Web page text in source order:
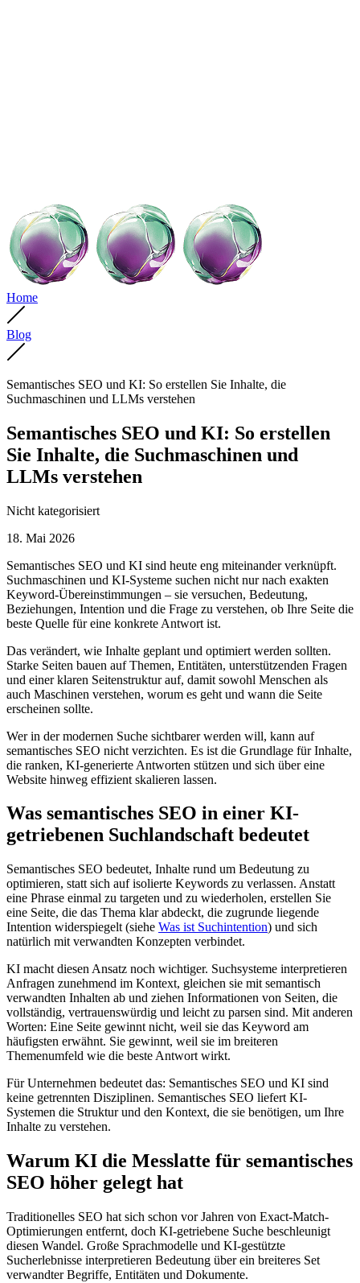
Home
Blog
Semantisches SEO und KI: So erstellen Sie Inhalte, die
Suchmaschinen und LLMs verstehen
Semantisches SEO und KI: So erstellen
Sie Inhalte, die Suchmaschinen und
LLMs verstehen
Nicht kategorisiert
18. Mai 2026
Semantisches SEO und KI sind heute eng miteinander verknüpft.
Suchmaschinen und KI-Systeme suchen nicht nur nach exakten
Keyword-Übereinstimmungen – sie versuchen, Bedeutung,
Beziehungen, Intention und die Frage zu verstehen, ob Ihre Seite die
beste Quelle für eine konkrete Antwort ist.
Das verändert, wie Inhalte geplant und optimiert werden sollten.
Starke Seiten bauen auf Themen, Entitäten, unterstützenden Fragen
und einer klaren Seitenstruktur auf, damit sowohl Menschen als
auch Maschinen verstehen, worum es geht und wann die Seite
erscheinen sollte.
Wer in der modernen Suche sichtbarer werden will, kann auf
semantisches SEO nicht verzichten. Es ist die Grundlage für Inhalte,
die ranken, KI-generierte Antworten stützen und sich über eine
Website hinweg effizient skalieren lassen.
Was semantisches SEO in einer KI-
getriebenen Suchlandschaft bedeutet
Semantisches SEO bedeutet, Inhalte rund um Bedeutung zu
optimieren, statt sich auf isolierte Keywords zu verlassen. Anstatt
eine Phrase einmal zu targeten und zu wiederholen, erstellen Sie
eine Seite, die das Thema klar abdeckt, die zugrunde liegende
Intention widerspiegelt (siehe Was ist Suchintention) und sich
natürlich mit verwandten Konzepten verbindet.
KI macht diesen Ansatz noch wichtiger. Suchsysteme interpretieren
Anfragen zunehmend im Kontext, gleichen sie mit semantisch
verwandten Inhalten ab und ziehen Informationen von Seiten, die
vollständig, vertrauenswürdig und leicht zu parsen sind. Mit anderen
Worten: Eine Seite gewinnt nicht, weil sie das Keyword am
häufigsten erwähnt. Sie gewinnt, weil sie im breiteren
Themenumfeld wie die beste Antwort wirkt.
Für Unternehmen bedeutet das: Semantisches SEO und KI sind
keine getrennten Disziplinen. Semantisches SEO liefert KI-
Systemen die Struktur und den Kontext, die sie benötigen, um Ihre
Inhalte zu verstehen.
Warum KI die Messlatte für semantisches
SEO höher gelegt hat
Traditionelles SEO hat sich schon vor Jahren von Exact-Match-
Optimierungen entfernt, doch KI-getriebene Suche beschleunigt
diesen Wandel. Große Sprachmodelle und KI-gestützte
Sucherlebnisse interpretieren Bedeutung über ein breiteres Set
verwandter Begriffe, Entitäten und Dokumente.